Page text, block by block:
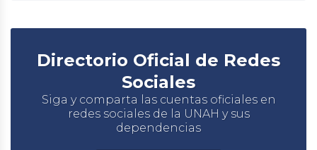
Directorio Oficial de Redes
Sociales
Siga y comparta las cuentas oficiales en
redes sociales de la UNAH y sus
dependencias